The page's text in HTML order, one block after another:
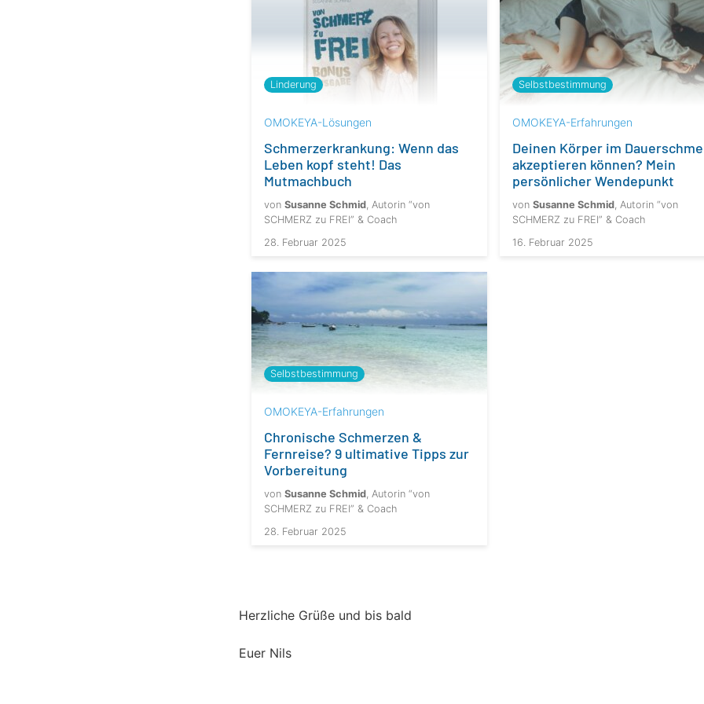
Linderung
OMOKEYA-Lösungen
Schmerzerkrankung: Wenn das
Leben kopf steht! Das
Mutmachbuch
von Susanne Schmid , Autorin “von
SCHMERZ zu FREI” & Coach
28. Februar 2025
Selbstbestimmung
OMOKEYA-Erfahrungen
Deinen Körper im
akzeptieren können? Mein
persönlicher Wendepunkt
von Susanne Schmid , Autorin “von
SCHMERZ zu FREI” & Coach
16. Februar 2025
Selbstbestimmung
OMOKEYA-Erfahrungen
Chronische Schmerzen &
Fernreise? 9 ultimative Tipps zur
Vorbereitung
von Susanne Schmid , Autorin “von
SCHMERZ zu FREI” & Coach
28. Februar 2025
Herzliche Grüße und bis bald
Euer Nils